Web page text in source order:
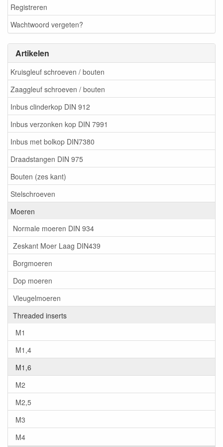
Registreren
Wachtwoord vergeten?
Artikelen
Kruisgleuf schroeven / bouten
Zaaggleuf schroeven / bouten
Inbus clinderkop DIN 912
Inbus verzonken kop DIN 7991
Inbus met bolkop DIN7380
Draadstangen DIN 975
Bouten (zes kant)
Stelschroeven
Moeren
Normale moeren DIN 934
Zeskant Moer Laag DIN439
Borgmoeren
Dop moeren
Vleugelmoeren
Threaded inserts
M1
M1,4
M1,6
M2
M2,5
M3
M4